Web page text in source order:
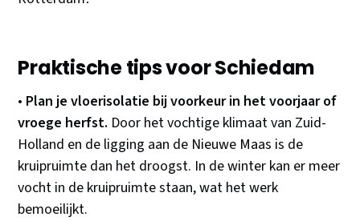
Praktische tips voor Schiedam
• Plan je vloerisolatie bij voorkeur in het voorjaar of
vroege herfst. Door het vochtige klimaat van Zuid-
Holland en de ligging aan de Nieuwe Maas is de
kruipruimte dan het droogst. In de winter kan er meer
vocht in de kruipruimte staan, wat het werk
bemoeilijkt.